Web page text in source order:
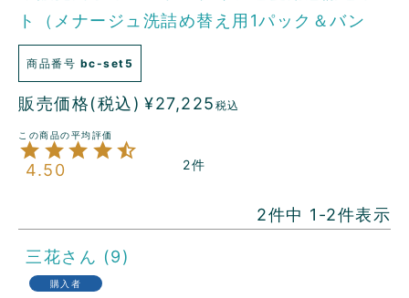
ト（メナージュ洗詰め替え用1パック＆バン
ブークリアボトルタイプ620mL1本プレゼント
付き）
商品番号 bc-set5
販売価格(税込) ¥27,225 税込
4.50 2
2件中 1 -2件表示
三花 9
購入者